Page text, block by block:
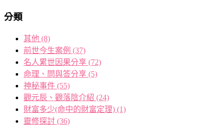
分類
其他 (8)
前世今生案例 (37)
名人累世因果分享 (72)
命理、問與答分享 (5)
神秘事件 (55)
觀元辰、觀落陰介紹 (24)
財富多少(命中的財富定理) (1)
靈修探討 (36)